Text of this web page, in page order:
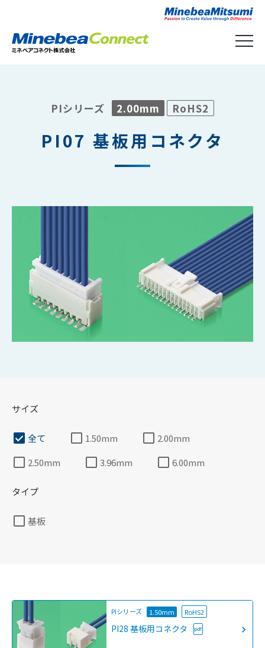
PIシリーズ 2.00mm RoHS2
PI07 基板用コネクタ
サイズ
全て 1.50mm
2.00mm
2.50mm
3.96mm 6.00mm
タイプ
基板
PIシリーズ 1.50mm RoHS2
PI28 基板用コネクタ